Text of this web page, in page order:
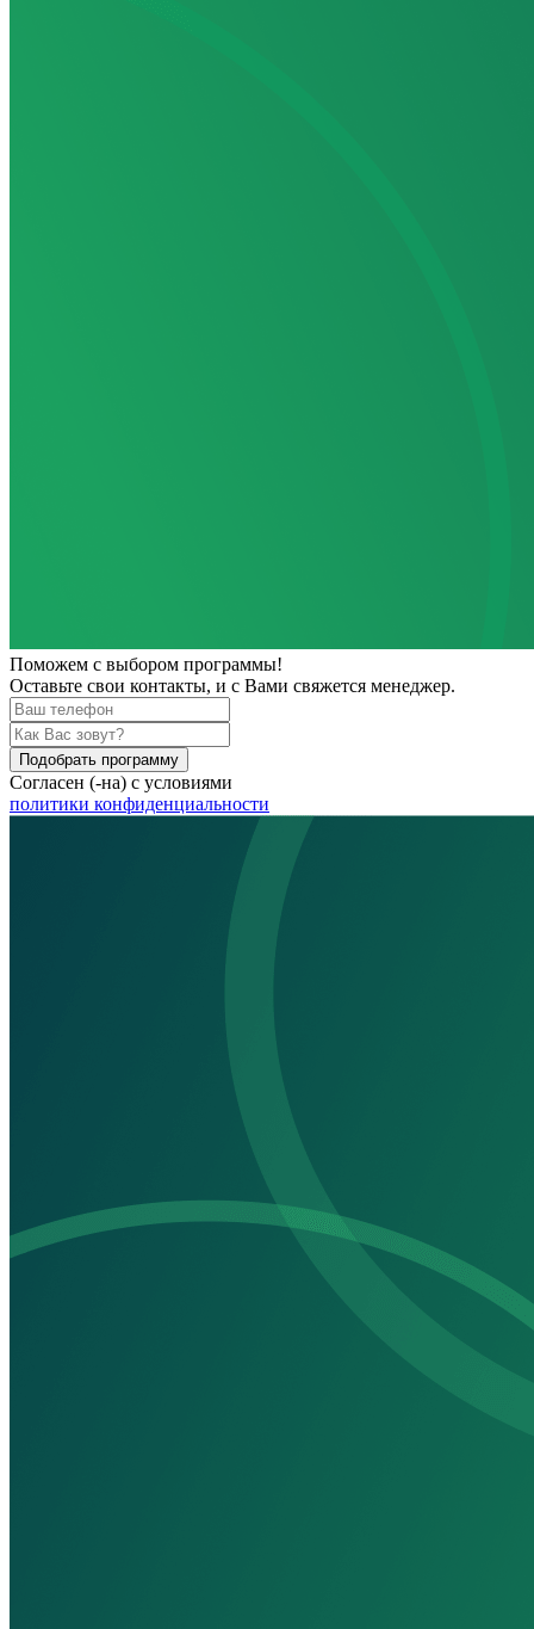
Поможем с выбором программы!
Оставьте свои контакты, и с Вами свяжется менеджер.
Подобрать программу
Согласен (-на) с условиями
политики конфиденциальности